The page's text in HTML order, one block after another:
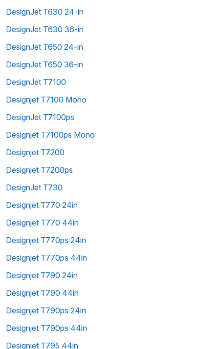
DesignJet T630 24-in
DesignJet T630 36-in
DesignJet T650 24-in
DesignJet T650 36-in
DesignJet T7100
Designjet T7100 Mono
DesignJet T7100ps
Designjet T7100ps Mono
Designjet T7200
Designjet T7200ps
DesignJet T730
Designjet T770 24in
Designjet T770 44in
Designjet T770ps 24in
Designjet T770ps 44in
Designjet T790 24in
Designjet T790 44in
Designjet T790ps 24in
Designjet T790ps 44in
Designjet T795 44in